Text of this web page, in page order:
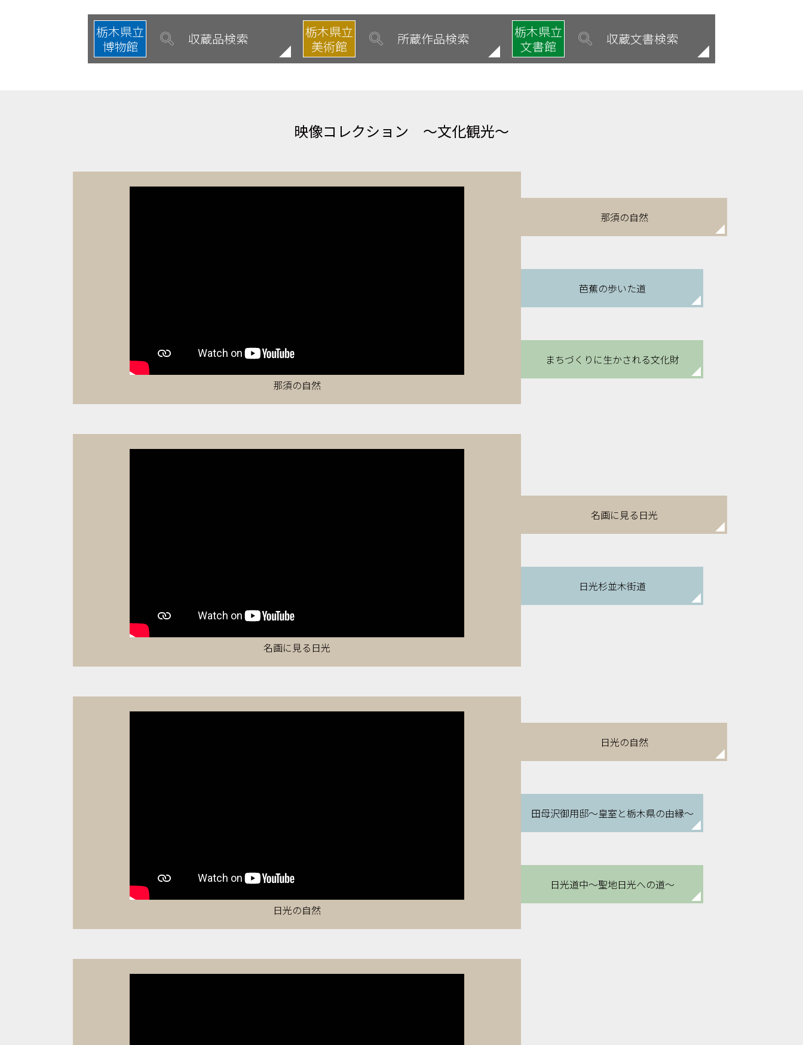
栃木県立
博物館
収蔵品検索
栃木県立
美術館
所蔵作品検索
栃木県立
文書館
収蔵文書検索
映像コレクション ～文化観光～
那須の自然
芭蕉の歩いた道
まちづくりに生かされる文化財
那須の自然
名画に見る日光
日光杉並木街道
名画に見る日光
日光の自然
田母沢御用邸～皇室と栃木県の由縁～
日光道中～聖地日光への道～
日光の自然